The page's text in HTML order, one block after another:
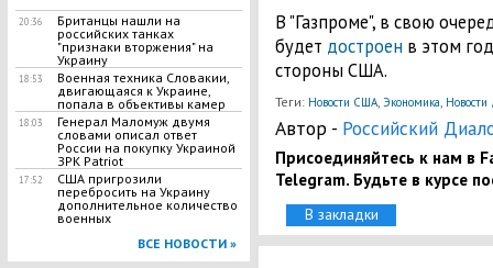
20:36
Британцы нашли на
российских танках
"признаки вторжения" на
Украину
18:53
Военная техника Словакии,
двигающаяся к Украине,
попала в объективы камер
18:03
Генерал Маломуж двумя
словами описал ответ
России на покупку Украиной
ЗРК Patriot
17:52
США пригрозили
перебросить на Украину
дополнительное количество
военных
ВСЕ НОВОСТИ »
В "Газпроме", в свою
будет достроен в этом
стороны США.
Теги: Новости США, Экономика, Новости
Автор - Российский
Присоединяйтесь к нам в
Telegram. Будьте в курсе
В закладки